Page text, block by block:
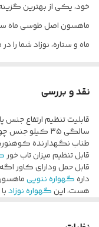
نحوه شست‌وشو
ماهسون اصل طوسی ماه
ماه و ستاره، نوزاد شما
اتاق نوزاد است. این رنگ
رنگ‌ها ترکیب می‌شود و
می‌کند. 3. تضمین
طوسی و کرم ماه و ستاره
شما طی 10 دقیقه نتواند در این
نقد و بررسی
طناب نگهدارنده
قابل تنظیم میزان تاب خور
قابل حمل ودارای کاور
داره گهواره ننویی
هست، اینگهواره نوزاد